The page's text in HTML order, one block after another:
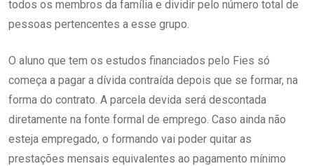
todos os membros da família e dividir pelo número total de
pessoas pertencentes a esse grupo.
O aluno que tem os estudos financiados pelo Fies só
começa a pagar a dívida contraída depois que se formar, na
forma do contrato. A parcela devida será descontada
diretamente na fonte formal de emprego. Caso ainda não
esteja empregado, o formando vai poder quitar as
prestações mensais equivalentes ao pagamento mínimo